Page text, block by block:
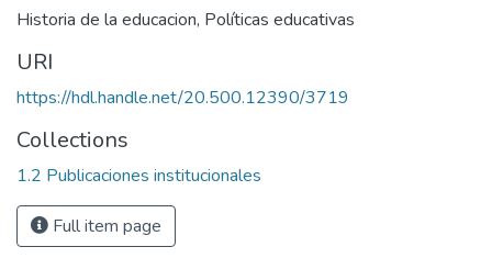
Historia de la educacion, Políticas educativas
URI
https://hdl.handle.net/20.500.12390/3719
Collections
1.2 Publicaciones institucionales
Full item page